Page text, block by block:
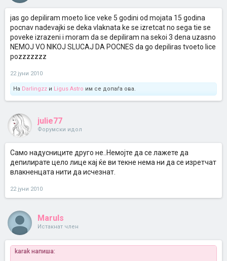
jas go depiliram moeto lice veke 5 godini od mojata 15 godina
pocnav nadevajki se deka vlaknata ke se izretcat no sega tie se
poveke izrazeni i moram da se depiliram na sekoi 3 dena uzasno
NEMOJ VO NIKOJ SLUCAJ DA POCNES da go depiliras tvoeto lice
pozzzzzzz
22 јуни 2010
На Darlingzz и Ligus Astro им се допаѓа ова.
julie77
Форумски идол
Само надусниците друго не..Немојте да се лажете да
депилирате цело лице кај ќе ви текне нема ни да се изретчат
влакненцата нити да исчезнат.
22 јуни 2010
Maruls
Истакнат член
karak напиша: